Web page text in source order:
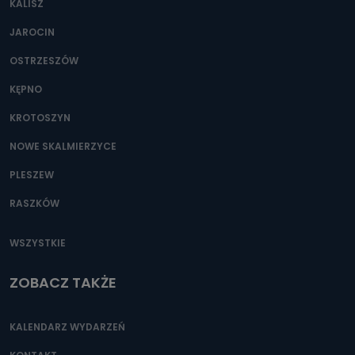
Można to zrobić pod numerem telefonu 62 735-51-05 lub
KALISZ
JAROCIN
OSTRZESZÓW
KĘPNO
KROTOSZYN
NOWE SKALMIERZYCE
PLESZEW
RASZKÓW
WSZYSTKIE
ZOBACZ TAKŻE
KALENDARZ WYDARZEŃ